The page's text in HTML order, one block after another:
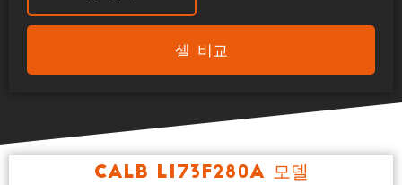
셀 비교
CALB L173F280A 모델